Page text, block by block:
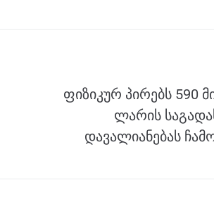
ფიზიკურ პირებს 590
ლარის
დავალიანებას